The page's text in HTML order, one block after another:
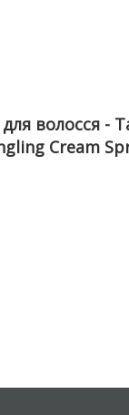
волосся -
Cream